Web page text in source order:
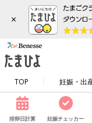
×
TOP 妊娠・出
排卵日計算 妊娠チェッカー